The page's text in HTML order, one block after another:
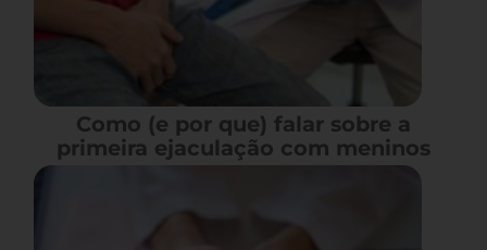
Como (e por que) falar sobre a
primeira ejaculação com meninos